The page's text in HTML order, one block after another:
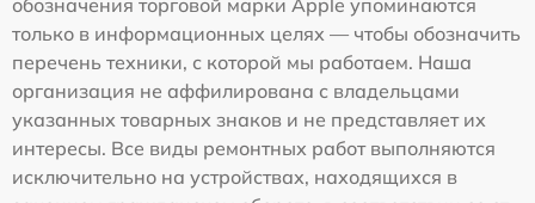
обозначения торговой марки Apple упоминаются
только в информационных целях — чтобы обозначить
перечень техники, с которой мы работаем. Наша
организация не аффилирована с владельцами
указанных товарных знаков и не представляет их
интересы. Все виды ремонтных работ выполняются
исключительно на устройствах, находящихся в